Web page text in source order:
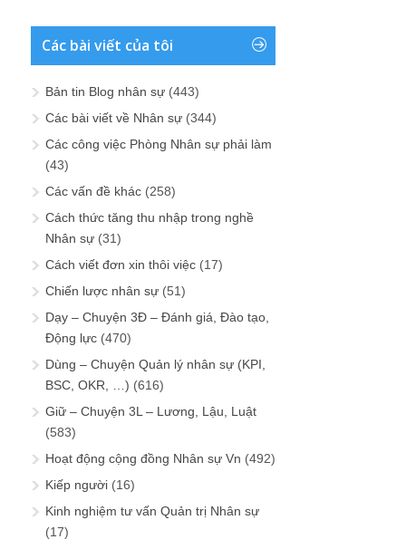
Các bài viết của tôi
Bản tin Blog nhân sự (443)
Các bài viết về Nhân sự (344)
Các công việc Phòng Nhân sự phải làm
(43)
Các vấn đề khác (258)
Cách thức tăng thu nhập trong nghề
Nhân sự (31)
Cách viết đơn xin thôi việc (17)
Chiến lược nhân sự (51)
Dạy – Chuyện 3Đ – Đánh giá, Đào tạo,
Động lực (470)
Dùng – Chuyện Quản lý nhân sự (KPI,
BSC, OKR, …) (616)
Giữ – Chuyện 3L – Lương, Lậu, Luật
(583)
Hoạt động cộng đồng Nhân sự Vn (492)
Kiếp người (16)
Kinh nghiệm tư vấn Quản trị Nhân sự
(17)